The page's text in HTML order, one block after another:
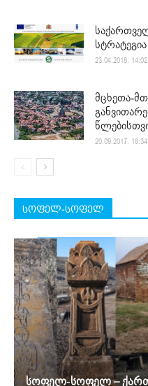
23.04.2018. 14:02
მცხეთა-
20.09.2017. 18:34
სოფელ-სოფელ
სოფელ-სოფელ –